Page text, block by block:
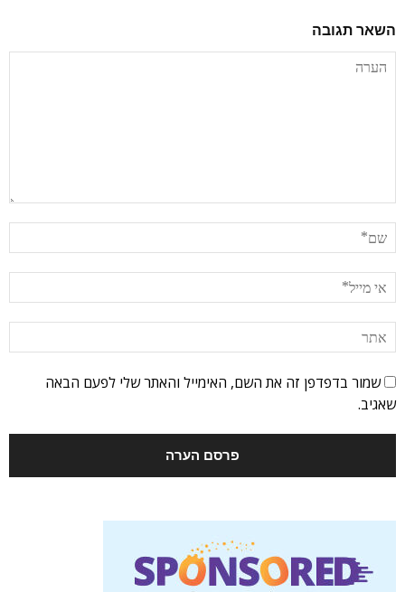
השאר תגובה
שמור בדפדפן זה את השם, האימייל והאתר שלי לפעם הבאה
שאגיב.